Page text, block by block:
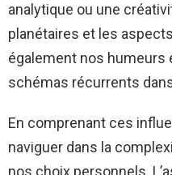
analytique ou une
planétaires et les
également nos humeurs
schémas récurrents
En comprenant ces
naviguer dans la
nos choix personnels.